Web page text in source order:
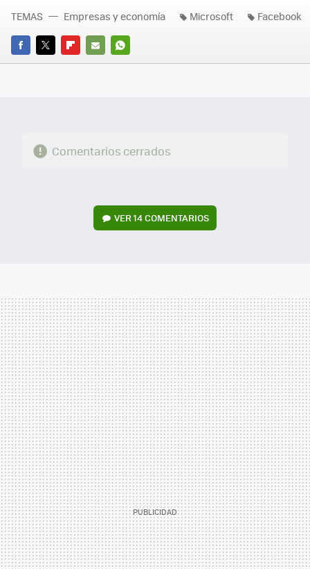
FACEBOOK
TWITTERFLIPBOARD
E-
WHATSAPP
TEMAS Empresas y economía Microsoft Facebook
Comentarios cerrados
VER14 COMENTARIOS